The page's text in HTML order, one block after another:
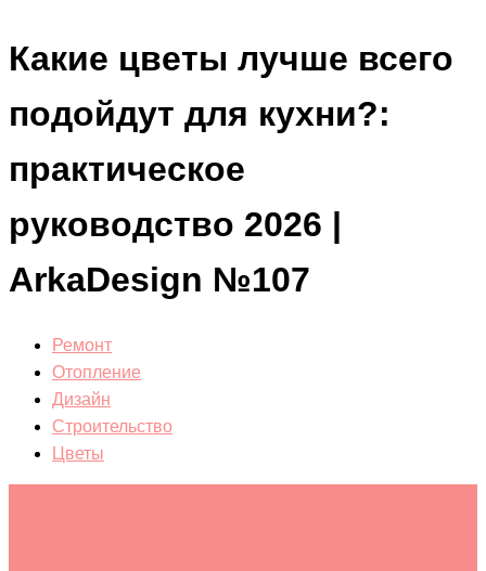
Какие цветы лучше всего
подойдут для кухни?:
практическое
руководство 2026 |
ArkaDesign №107
Ремонт
Отопление
Дизайн
Строительство
Цветы